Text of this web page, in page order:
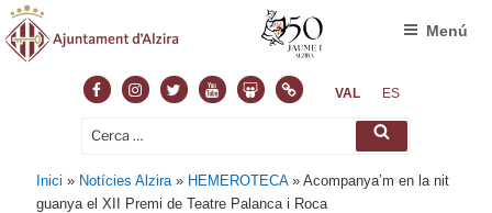
FacebookInstagram
TwitterYoutubeSlideshare
NormasVAL ES
Cerca: Cerca
Menú
Inici » Notícies Alzira » HEMEROTECA»Acompanya’m en la nit
guanya el XII Premi de Teatre Palanca i Roca